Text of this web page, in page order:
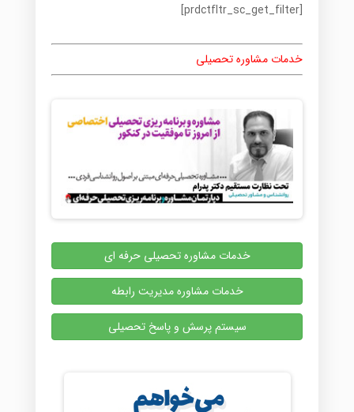
[prdctfltr_sc_get_filter]
خدمات مشاوره تحصیلی
خدمات مشاوره تحصیلی حرفه ای
خدمات مشاوره مدیریت رابطه
سیستم پرسش و پاسخ تحصیلی